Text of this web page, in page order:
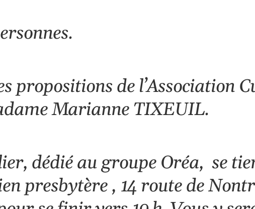
propositions de l’Association
Marianne TIXEUIL.
dédié au groupe Oréa, se
presbytère , 14 route de